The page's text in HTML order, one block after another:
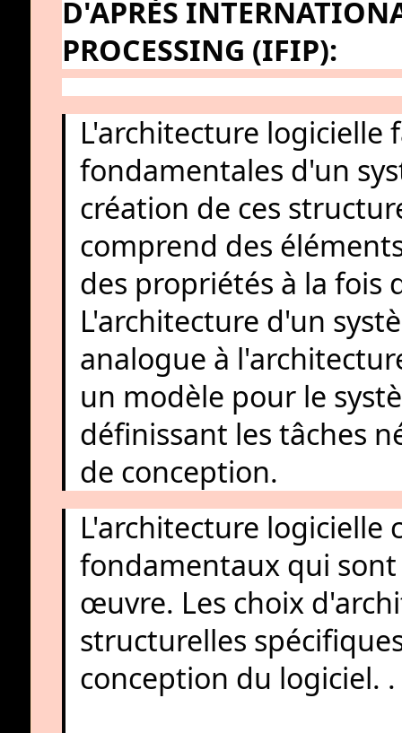
D'APRÈS
PROCESSING (IFIP):
L'architecture logicielle
fondamentales d'un
création de ces
comprend des
des propriétés à la fois
L'architecture d'un
analogue à
un modèle pour le
définissant les tâches
de conception.
L'architecture logicielle
fondamentaux qui
œuvre. Les choix
structurelles
conception du logiciel. .